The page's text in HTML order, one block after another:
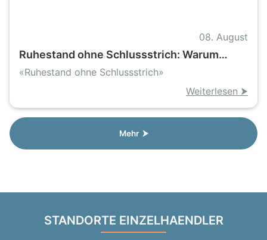
08. August
Ruhestand ohne Schlussstrich: Warum
immer mehr Rentner weiterarbeiten
«Ruhestand ohne Schlussstrich»
Weiterlesen ⮞
Mehr ⮞
STANDORTE EINZELHAENDLER